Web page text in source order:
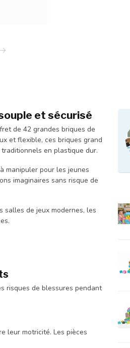
et sécurisé
de 42 grandes briques de
et flexible, ces briques grand
en plastique dur.
manipuler pour les jeunes
imaginaires sans risque de
salles de jeux modernes, les
risques de blessures pendant
leur motricité. Les pièces